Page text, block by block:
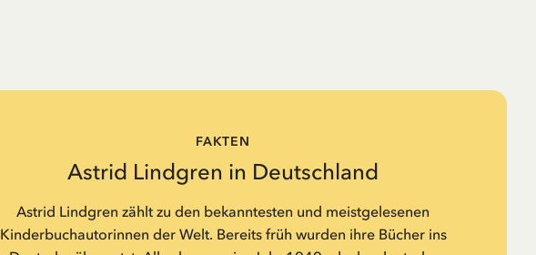
FAKTEN
Astrid Lindgren in Deutschland
Astrid Lindgren zählt zu den bekanntesten und meistgelesenen
Kinderbuchautorinnen der Welt. Bereits früh wurden ihre Bücher ins